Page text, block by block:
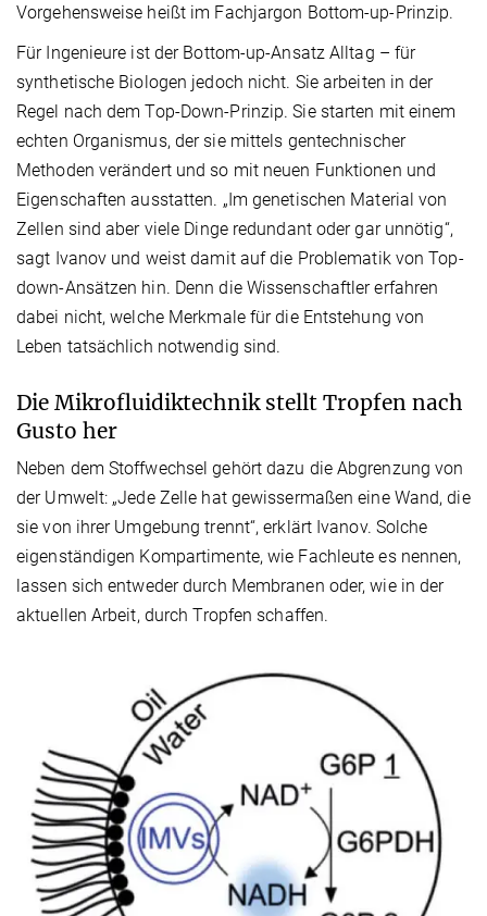
Vorgehensweise heißt im Fachjargon Bottom-up-Prinzip.
Für Ingenieure ist der Bottom-up-Ansatz Alltag – für
synthetische Biologen jedoch nicht. Sie arbeiten in der
Regel nach dem Top-Down-Prinzip. Sie starten mit einem
echten Organismus, der sie mittels gentechnischer
Methoden verändert und so mit neuen Funktionen und
Eigenschaften ausstatten. „Im genetischen Material von
Zellen sind aber viele Dinge redundant oder gar unnötig“,
sagt Ivanov und weist damit auf die Problematik von Top-
down-Ansätzen hin. Denn die Wissenschaftler erfahren
dabei nicht, welche Merkmale für die Entstehung von
Leben tatsächlich notwendig sind.
Die Mikrofluidiktechnik stellt Tropfen nach
Gusto her
Neben dem Stoffwechsel gehört dazu die Abgrenzung von
der Umwelt: „Jede Zelle hat gewissermaßen eine Wand, die
sie von ihrer Umgebung trennt“, erklärt Ivanov. Solche
eigenständigen Kompartimente, wie Fachleute es nennen,
lassen sich entweder durch Membranen oder, wie in der
aktuellen Arbeit, durch Tropfen schaffen.